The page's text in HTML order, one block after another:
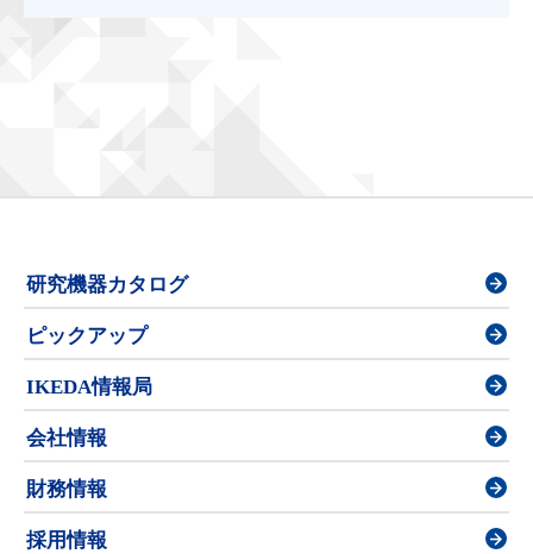
研究機器カタログ
ピックアップ
IKEDA情報局
会社情報
財務情報
採用情報